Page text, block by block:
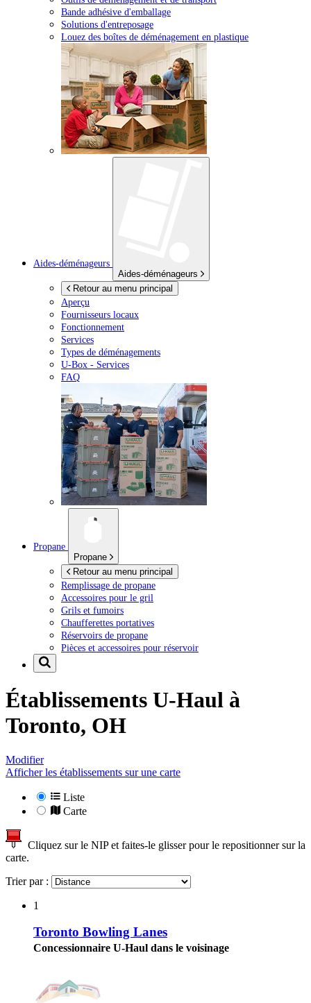
Bande adhésive d'emballage
Solutions d'entreposage
Louez des boîtes de déménagement en plastique
Aides-déménageurs
Aides-déménageurs
Retour au menu principal
Aperçu
Fournisseurs locaux
Fonctionnement
Services
Types de déménagements
U-Box - Services
FAQ
Propane
Propane
Retour au menu principal
Remplissage de propane
Accessoires pour le gril
Grils et fumoirs
Chaufferettes portatives
Réservoirs de propane
Pièces et accessoires pour réservoir
Établissements U-Haul à
Toronto, OH
Modifier
Afficher les établissements sur une carte
Liste
Carte
Cliquez sur le NIP et faites-le glisser pour le repositionner sur la
carte.
Trier par :
1
Toronto Bowling Lanes
Concessionnaire U-Haul dans le voisinage